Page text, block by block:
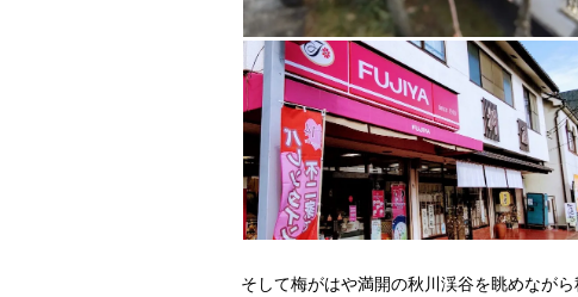
そして梅がはや満開の秋川渓谷を眺めなが